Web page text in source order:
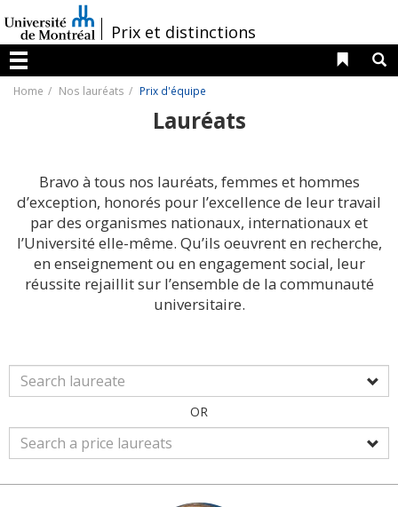
au
contenu
/Prix et distinctions
Menu
Liens
Home Nos lauréats Prix d'équipe
Lauréats
Bravo à tous nos lauréats, femmes et hommes
d’exception, honorés pour l’excellence de leur travail
par des organismes nationaux, internationaux et
l’Université elle-même. Qu’ils oeuvrent en recherche,
en enseignement ou en engagement social, leur
réussite rejaillit sur l’ensemble de la communauté
universitaire.
OR